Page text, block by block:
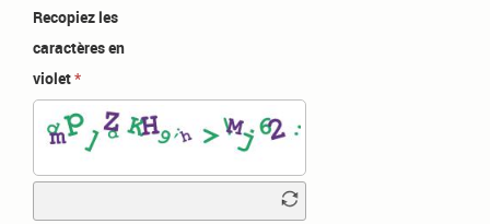
Recopiez les
caractères en
violet